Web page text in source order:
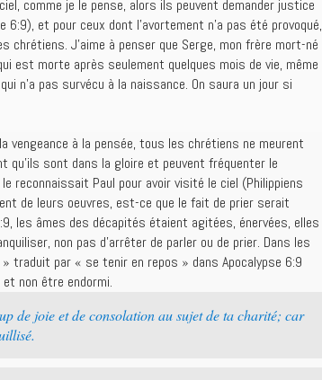
comme je le pense, alors ils peuvent demander justice
et pour ceux dont l’avortement n’a pas été provoqué,
J’aime à penser que Serge, mon frère mort-né
est morte après seulement quelques mois de vie, même
n’a pas survécu à la naissance. On saura un jour si
vengeance à la pensée, tous les chrétiens ne meurent
sont dans la gloire et peuvent fréquenter le
reconnaissait Paul pour avoir visité le ciel (Philippiens
de leurs oeuvres, est-ce que le fait de prier serait
les âmes des décapités étaient agitées, énervées, elles
non pas d’arrêter de parler ou de prier. Dans les
traduit par « se tenir en repos » dans Apocalypse 6:9
non être endormi.
de joie et de consolation au sujet de ta charité; car